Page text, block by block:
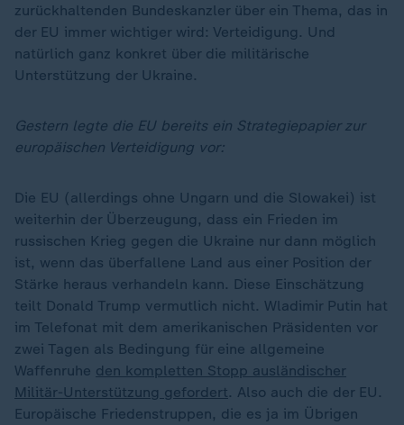
zurückhaltenden Bundeskanzler über ein Thema, das in
der EU immer wichtiger wird: Verteidigung. Und
natürlich ganz konkret über die militärische
Unterstützung der Ukraine.
Gestern legte die EU bereits ein Strategiepapier zur
europäischen Verteidigung vor:
Die EU (allerdings ohne Ungarn und die Slowakei) ist
weiterhin der Überzeugung, dass ein Frieden im
russischen Krieg gegen die Ukraine nur dann möglich
ist, wenn das überfallene Land aus einer Position der
Stärke heraus verhandeln kann. Diese Einschätzung
teilt Donald Trump vermutlich nicht. Wladimir Putin hat
im Telefonat mit dem amerikanischen Präsidenten vor
zwei Tagen als Bedingung für eine allgemeine
Waffenruhe den kompletten Stopp ausländischer
Militär-Unterstützung gefordert. Also auch die der EU.
Europäische Friedenstruppen, die es ja im Übrigen